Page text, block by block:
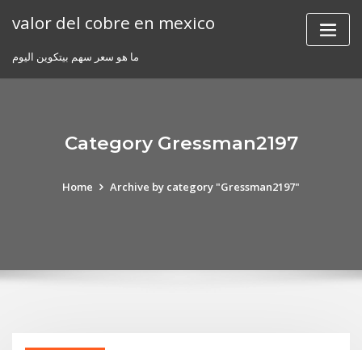
valor del cobre en mexico
ما هو سعر سهم بيتكوين اليوم
Category Gressman2197
Home Archive by category "Gressman2197"